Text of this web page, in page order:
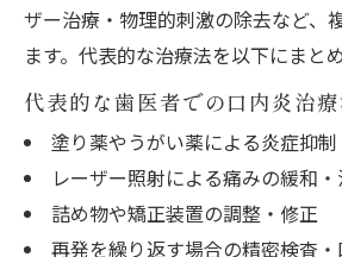
ザー治療・物理的刺激の除去など、
ます。代表的な治療法を以下にまとめ
代表的な歯医者での口内炎治
塗り薬やうがい薬による炎症抑制
レーザー照射による痛みの緩和
詰め物や矯正装置の調整・修正
再発を繰り返す場合の精密検査